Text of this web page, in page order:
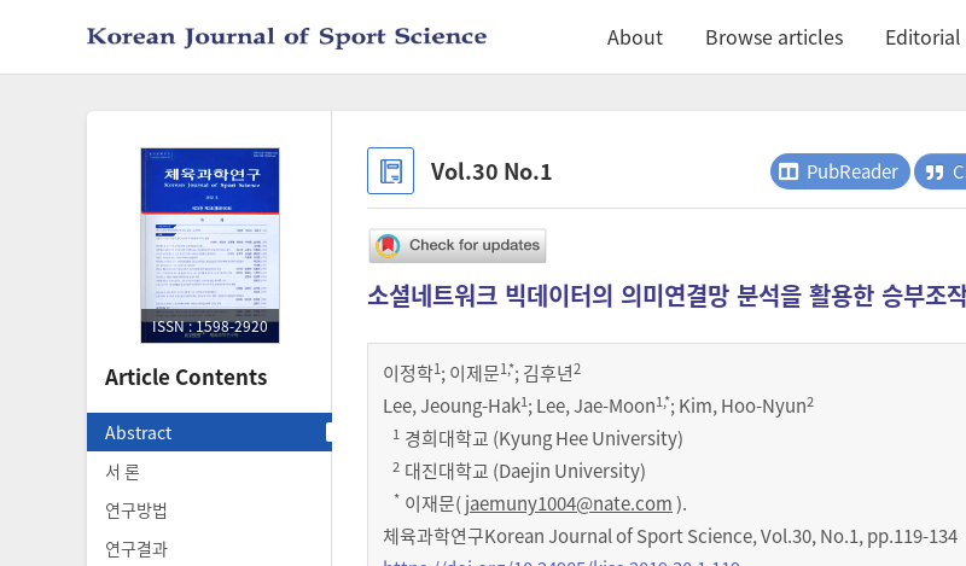
About Browse articles
ISSN : 1598-2920
Article Contents
Abstract
서 론
연구방법
연구결과
Vol.30 No.1 PubReader
소셜네트워크 빅데이터의 의미연결망 분석을 활용한 승부조
이정학1;이제문1,*;김후년2
Lee, Jeoung-Hak1; Lee, Jae-Moon1,*; Kim, Hoo-Nyun2
1 경희대학교 (Kyung Hee University)
2 대진대학교 (Daejin University)
* 이재문(jaemuny1004@nate.com).
체육과학연구Korean Journal of Sport Science,Vol.30,No.1,pp.119-134